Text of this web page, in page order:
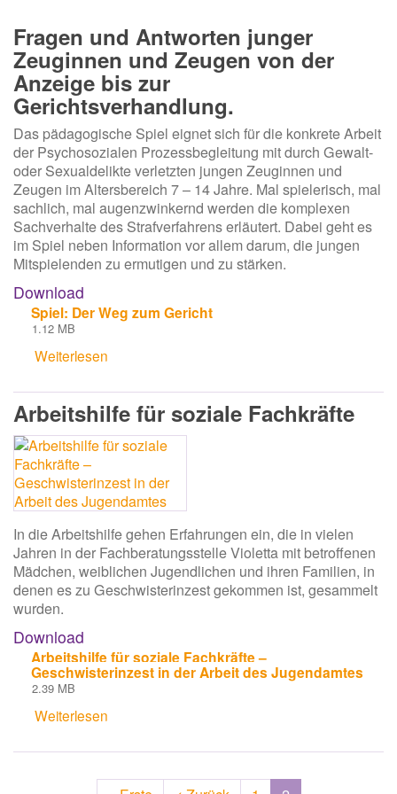
Fragen und Antworten junger
Zeuginnen und Zeugen von der
Anzeige bis zur
Gerichtsverhandlung.
Das pädagogische Spiel eignet sich für die konkrete Arbeit
der Psychosozialen Prozessbegleitung mit durch Gewalt-
oder Sexualdelikte verletzten jungen Zeuginnen und
Zeugen im Altersbereich 7 – 14 Jahre. Mal spielerisch, mal
sachlich, mal augenzwinkernd werden die komplexen
Sachverhalte des Strafverfahrens erläutert. Dabei geht es
im Spiel neben Information vor allem darum, die jungen
Mitspielenden zu ermutigen und zu stärken.
Download
Spiel: Der Weg zum Gericht
1.12 MB
Weiterlesen
Der
Weg
zum
Gericht
Arbeitshilfe für soziale Fachkräfte
In die Arbeitshilfe gehen Erfahrungen ein, die in vielen
Jahren in der Fachberatungsstelle Violetta mit betroffenen
Mädchen, weiblichen Jugendlichen und ihren Familien, in
denen es zu Geschwisterinzest gekommen ist, gesammelt
wurden.
Download
Arbeitshilfe für soziale Fachkräfte –
Geschwisterinzest in der Arbeit des Jugendamtes
2.39 MB
Weiterlesen
für
Fachkräfte
Seitennummerierung